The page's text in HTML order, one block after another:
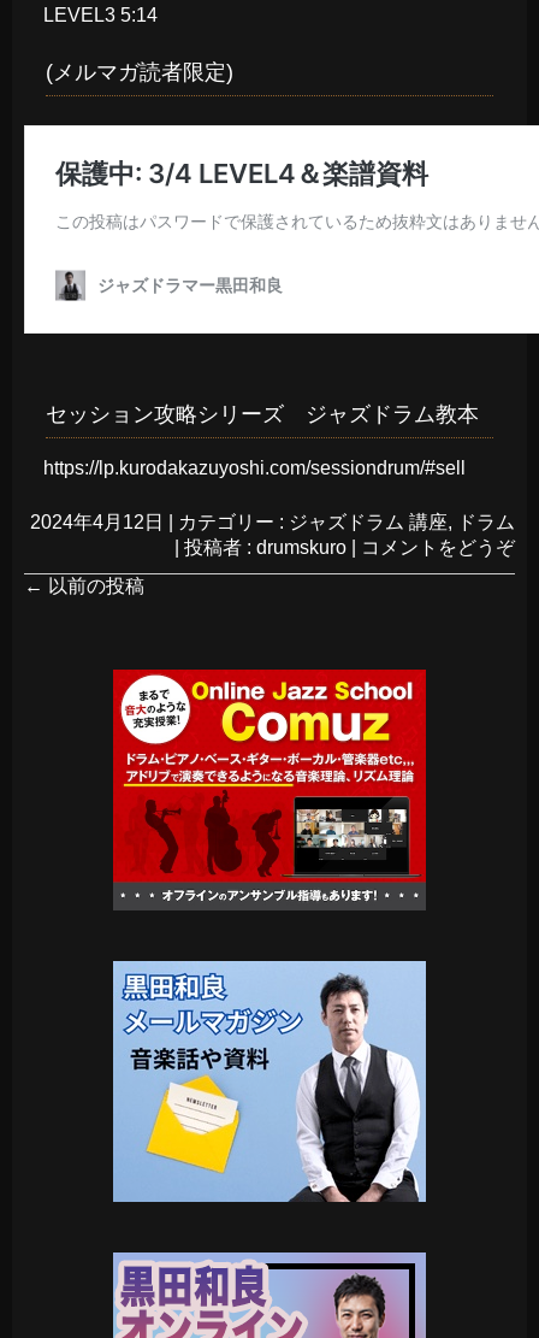
LEVEL3 5:14
(メルマガ読者限定)
セッション攻略シリーズ ジャズドラム教本
https://lp.kurodakazuyoshi.com/sessiondrum/#sell
2024年4月12日 カテゴリー : ジャズドラム 講座, ドラム
投稿者 : drumskuro
コメントをどうぞ
← 以前の投稿